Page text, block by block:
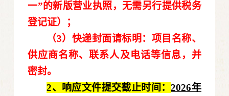
一”的新版营业执照，无需另行提供税务
登记证）；
（3）快递封面请标明：项目名称、
供应商名称、联系人及电话等信息，并
密封。
2、响应文件提交截止时间：2026年